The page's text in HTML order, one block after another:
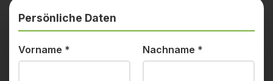
Persönliche Daten
Vorname * Nachname *